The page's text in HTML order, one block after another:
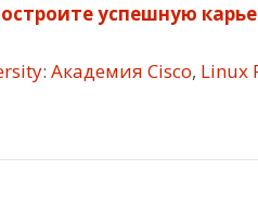
успешную
: Академия Cisco, Linux